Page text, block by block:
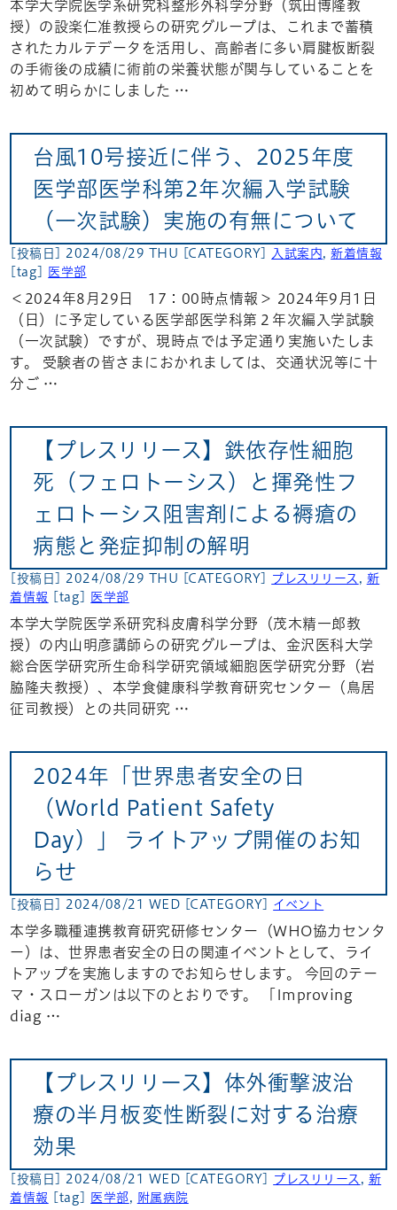
本学大学院医学系研究科整形外科学分野（筑田博隆教
授）の設楽仁准教授らの研究グループは、これまで蓄積
されたカルテデータを活用し、高齢者に多い肩腱板断裂
の手術後の成績に術前の栄養状態が関与していることを
初めて明らかにしました …
台風10号接近に伴う、2025年度
医学部医学科第2年次編入学試験
（一次試験）実施の有無について
[投稿日] 2024/08/29 THU [CATEGORY] 入試案内 ,新着情報
[tag]
医学部
＜2024年8月29日 17：00時点情報＞ 2024年9月1日
（日）に予定している医学部医学科第２年次編入学試験
（一次試験）ですが、現時点では予定通り実施いたしま
す。 受験者の皆さまにおかれましては、交通状況等に十
分ご …
【プレスリリース】鉄依存性細胞
死（フェロトーシス）と揮発性フ
ェロトーシス阻害剤による褥瘡の
病態と発症抑制の解明
[投稿日] 2024/08/29 THU [CATEGORY] プレスリリース , 新
着情報
[tag] 医学部
本学大学院医学系研究科皮膚科学分野（茂木精一郎教
授）の内山明彦講師らの研究グループは、金沢医科大学
総合医学研究所生命科学研究領域細胞医学研究分野（岩
脇隆夫教授）、本学食健康科学教育研究センター（鳥居
征司教授）との共同研究 …
2024年「世界患者安全の日
（World Patient Safety
Day）」 ライトアップ開催のお知
らせ
[投稿日] 2024/08/21 WED [CATEGORY] イベント
本学多職種連携教育研究研修センター（WHO協力センタ
ー）は、世界患者安全の日の関連イベントとして、ライ
トアップを実施しますのでお知らせします。 今回のテー
マ・スローガンは以下のとおりです。 「Improving
diag …
【プレスリリース】体外衝撃波治
療の半月板変性断裂に対する治療
効果
[投稿日] 2024/08/21 WED [CATEGORY] プレスリリース , 新
着情報
[tag] 医学部, 附属病院